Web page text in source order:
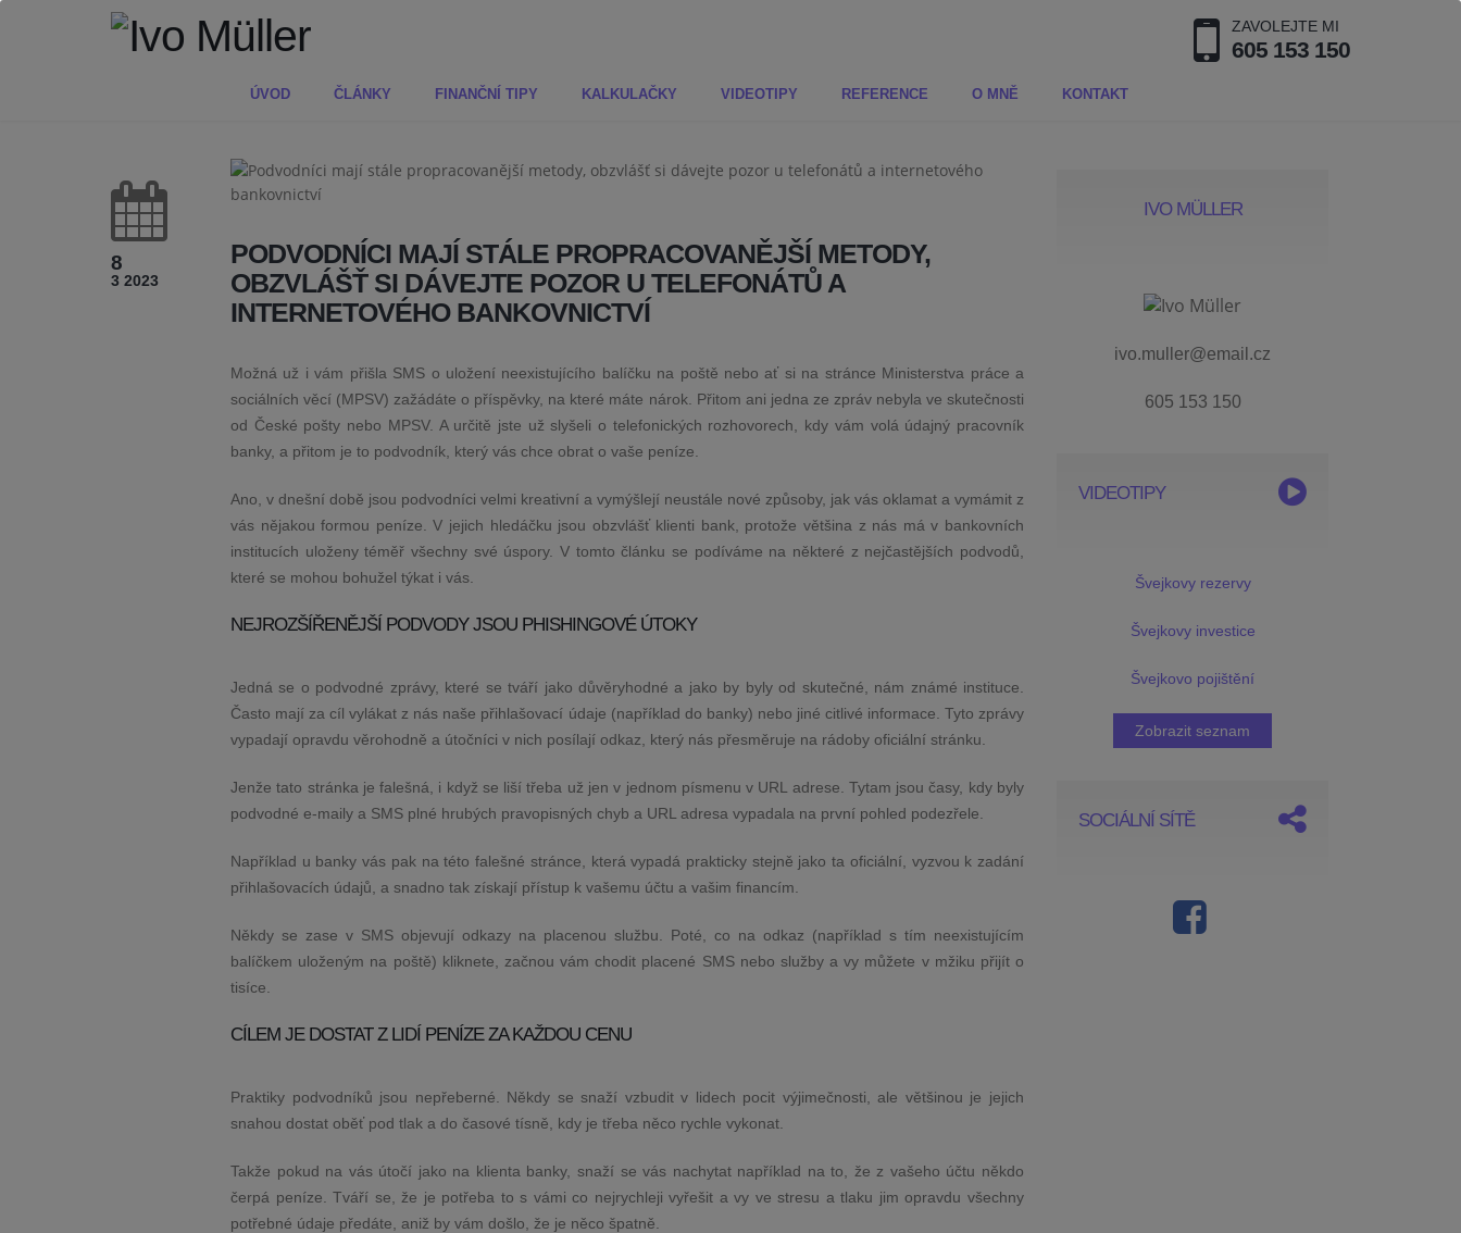
ZAVOLEJTE MI
605 153 150
ÚVOD ČLÁNKY FINANČNÍ TIPY KALKULAČKY VIDEOTIPY REFERENCE O MNĚ KONTAKT
8
3 2023
PODVODNÍCI MAJÍ STÁLE PROPRACOVANĚJŠÍ METODY,
OBZVLÁŠŤ SI DÁVEJTE POZOR U TELEFONÁTŮ A
INTERNETOVÉHO BANKOVNICTVÍ
Možná už i vám přišla SMS o uložení neexistujícího balíčku na poště nebo ať si na stránce Ministerstva práce a
sociálních věcí (MPSV) zažádáte o příspěvky, na které máte nárok. Přitom ani jedna ze zpráv nebyla ve skutečnosti
od České pošty nebo MPSV. A určitě jste už slyšeli o telefonických rozhovorech, kdy vám volá údajný pracovník
banky, a přitom je to podvodník, který vás chce obrat o vaše peníze.
Ano, v dnešní době jsou podvodníci velmi kreativní a vymýšlejí neustále nové způsoby, jak vás oklamat a vymámit z
vás nějakou formou peníze. V jejich hledáčku jsou obzvlášť klienti bank, protože většina z nás má v bankovních
institucích uloženy téměř všechny své úspory. V tomto článku se podíváme na některé z nejčastějších podvodů,
které se mohou bohužel týkat i vás.
NEJROZŠÍŘENĚJŠÍ PODVODY JSOU PHISHINGOVÉ ÚTOKY
Jedná se o podvodné zprávy, které se tváří jako důvěryhodné a jako by byly od skutečné, nám známé instituce.
Často mají za cíl vylákat z nás naše přihlašovací údaje (například do banky) nebo jiné citlivé informace. Tyto zprávy
vypadají opravdu věrohodně a útočníci v nich posílají odkaz, který nás přesměruje na rádoby oficiální stránku.
Jenže tato stránka je falešná, i když se liší třeba už jen v jednom písmenu v URL adrese. Tytam jsou časy, kdy byly
podvodné e-maily a SMS plné hrubých pravopisných chyb a URL adresa vypadala na první pohled podezřele.
Například u banky vás pak na této falešné stránce, která vypadá prakticky stejně jako ta oficiální, vyzvou k zadání
přihlašovacích údajů, a snadno tak získají přístup k vašemu účtu a vašim financím.
Někdy se zase v SMS objevují odkazy na placenou službu. Poté, co na odkaz (například s tím neexistujícím
balíčkem uloženým na poště) kliknete, začnou vám chodit placené SMS nebo služby a vy můžete v mžiku přijít o
tisíce.
CÍLEM JE DOSTAT Z LIDÍ PENÍZE ZA KAŽDOU CENU
Praktiky podvodníků jsou nepřeberné. Někdy se snaží vzbudit v lidech pocit výjimečnosti, ale většinou je jejich
snahou dostat oběť pod tlak a do časové tísně, kdy je třeba něco rychle vykonat.
Takže pokud na vás útočí jako na klienta banky, snaží se vás nachytat například na to, že z vašeho účtu někdo
čerpá peníze. Tváří se, že je potřeba to s vámi co nejrychleji vyřešit a vy ve stresu a tlaku jim opravdu všechny
potřebné údaje předáte, aniž by vám došlo, že je něco špatně.
IVO MÜLLER
ivo.muller@email.cz
605 153 150
VIDEOTIPY
Švejkovy rezervy
Švejkovy investice
Švejkovo pojištění
Zobrazit seznam
SOCIÁLNÍ SÍTĚ